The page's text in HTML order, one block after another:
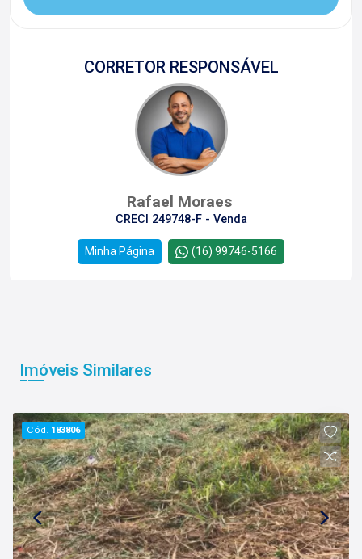
CORRETOR RESPONSÁVEL
Rafael Moraes
CRECI 249748-F - Venda
Minha Página (16) 99746-5166
Imóveis Similares
Cód. 183806